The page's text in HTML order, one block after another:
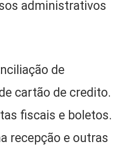
administrativos
de
cartão de credito.
fiscais e boletos.
recepção e outras